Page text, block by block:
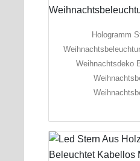
Hologramm
Weihnachtsdeko